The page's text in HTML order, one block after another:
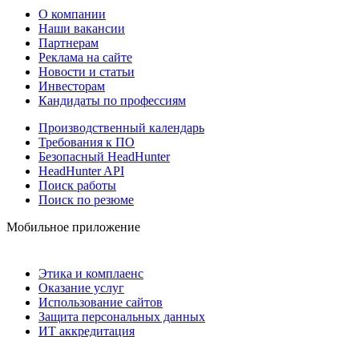
О компании
Наши вакансии
Партнерам
Реклама на сайте
Новости и статьи
Инвесторам
Кандидаты по профессиям
Производственный календарь
Требования к ПО
Безопасный HeadHunter
HeadHunter API
Поиск работы
Поиск по резюме
Мобильное приложение
Этика и комплаенс
Оказание услуг
Использование сайтов
Защита персональных данных
ИТ аккредитация